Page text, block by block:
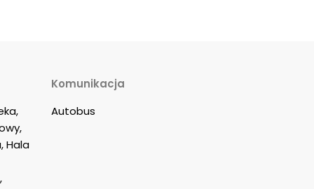
Hala
Komunikacja
Autobus